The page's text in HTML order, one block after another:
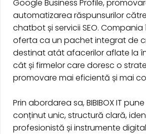
Google Business Profile,
automatizarea răspunsurilor
chatbot și servicii SEO.
oferta ca un pachet integrat de
destinat atât afacerilor aflate la
cât și firmelor care doresc o
promovare mai eficientă și mai
Prin abordarea sa, BIBIBOX IT
conținut unic, structură clară,
profesionistă și instrumente